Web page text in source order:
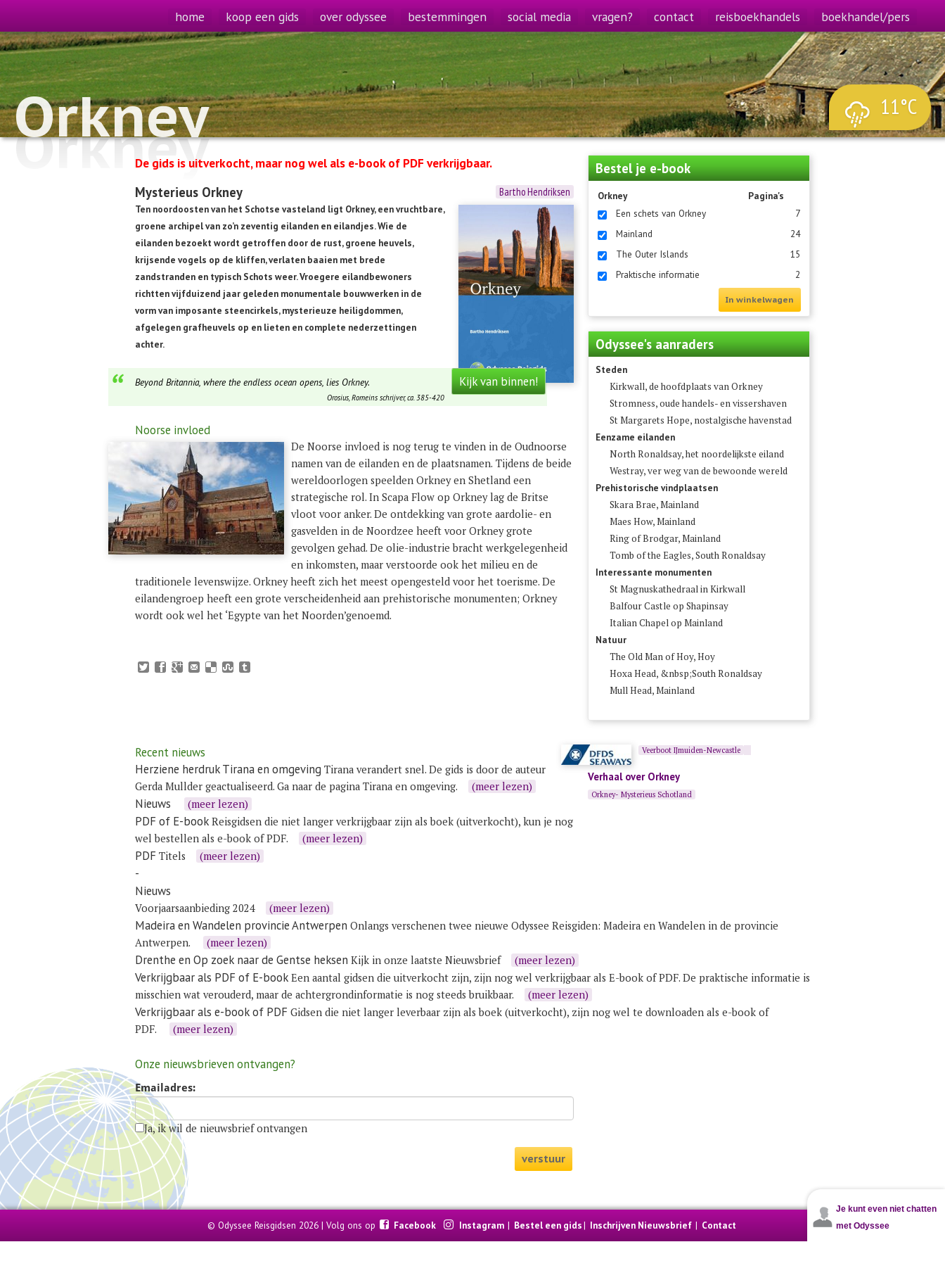
Je kunt even niet chatten
met Odyssee
home koop een gids over odyssee bestemmingen social media vragen? contact reisboekhandels boekhandel/pers
Orkney
Orkney 11°C
Bestel je e-book
Orkney
Pagina's
Een schets van Orkney
7
Mainland
24
The Outer Islands
15
Praktische informatie
2
In winkelwagen
Odyssee's aanraders
Steden
Kirkwall, de hoofdplaats van Orkney
Stromness, oude handels- en vissershaven
St Margarets Hope, nostalgische havenstad
Eenzame eilanden
North Ronaldsay, het noordelijkste eiland
Westray, ver weg van de bewoonde wereld
Prehistorische vindplaatsen
Skara Brae, Mainland
Maes How, Mainland
Ring of Brodgar, Mainland
Tomb of the Eagles, South Ronaldsay
Interessante monumenten
St Magnuskathedraal in Kirkwall
Balfour Castle op Shapinsay
Italian Chapel op Mainland
Natuur
The Old Man of Hoy, Hoy
Hoxa Head, &nbsp;South Ronaldsay
Mull Head, Mainland
Veerboot IJmuiden-Newcastle
Verhaal over Orkney
Orkney- Mysterieus Schotland
De gids is uitverkocht, maar nog wel als e-book of PDF verkrijgbaar.
Bartho Hendriksen
Kijk van binnen!
Mysterieus Orkney
Ten noordoosten van het Schotse vasteland ligt Orkney, een vruchtbare,
groene archipel van zo’n zeventig eilanden en eilandjes. Wie de
eilanden bezoekt wordt getroffen door de rust, groene heuvels,
krijsende vogels op de kliffen, verlaten baaien met brede
zandstranden en typisch Schots weer. Vroegere eilandbewoners
richtten vijfduizend jaar geleden monumentale bouwwerken in de
vorm van imposante steencirkels, mysterieuze heiligdommen,
afgelegen grafheuvels op en lieten en complete nederzettingen
achter.
Beyond Britannia, where the endless ocean opens, lies Orkney.
Orosius, Romeins schrijver, ca. 385-420
Noorse invloed
De Noorse invloed is nog terug te vinden in de Oudnoorse
namen van de eilanden en de plaatsnamen. Tijdens de beide
wereldoorlogen speelden Orkney en Shetland een
strategische rol. In Scapa Flow op Orkney lag de Britse
vloot voor anker. De ontdekking van grote aardolie- en
gasvelden in de Noordzee heeft voor Orkney grote
gevolgen gehad. De olie-industrie bracht werkgelegenheid
en inkomsten, maar verstoorde ook het milieu en de
traditionele levenswijze. Orkney heeft zich het meest opengesteld voor het toerisme. De
eilandengroep heeft een grote verscheidenheid aan prehistorische monumenten; Orkney
wordt ook wel het ‘Egypte van het Noorden’genoemd.
Recent nieuws
Herziene herdruk Tirana en omgeving Tirana verandert snel. De gids is door de auteur
Gerda Mullder geactualiseerd. Ga naar de pagina Tirana en omgeving. (meer lezen)
Nieuws (meer lezen)
PDF of E-book Reisgidsen die niet langer verkrijgbaar zijn als boek (uitverkocht), kun je nog
wel bestellen als e-book of PDF.
(meer lezen)
PDF Titels (meer lezen)
-
Nieuws
Voorjaarsaanbieding 2024 (meer lezen)
Madeira en Wandelen provincie Antwerpen Onlangs verschenen twee nieuwe Odyssee Reisgiden: Madeira en Wandelen in de provincie
Antwerpen. (meer lezen)
Drenthe en Op zoek naar de Gentse heksen Kijk in onze laatste Nieuwsbrief (meer lezen)
Verkrijgbaar als PDF of E-book Een aantal gidsen die uitverkocht zijn, zijn nog wel verkrijgbaar als E-book of PDF. De praktische informatie is
misschien wat verouderd, maar de achtergrondinformatie is nog steeds bruikbaar.
(meer lezen)
Verkrijgbaar als e-book of PDF Gidsen die niet langer leverbaar zijn als boek (uitverkocht), zijn nog wel te downloaden als e-book of
PDF.
(meer lezen)
Onze nieuwsbrieven ontvangen?
Emailadres:
Ja, ik wil de nieuwsbrief ontvangen
verstuur
© Odyssee Reisgidsen 2026 | Volg ons op Facebook Instagram | Bestel een gids| Inschrijven Nieuwsbrief | Contact Weer viaopenweathermap.org